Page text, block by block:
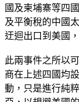
國及柬埔寨等四
及平衡稅的中國
迂迴出口到美國
此兩事件之所以
商在上述四國均
動，只是進行純